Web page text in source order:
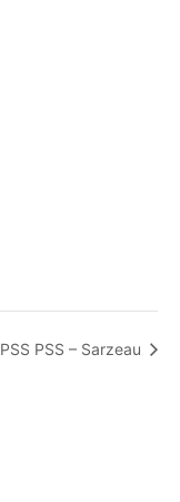
PSS PSS – Sarzeau